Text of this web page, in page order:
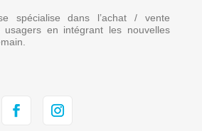
spécialise dans l’achat / vente
usagers en intégrant les nouvelles